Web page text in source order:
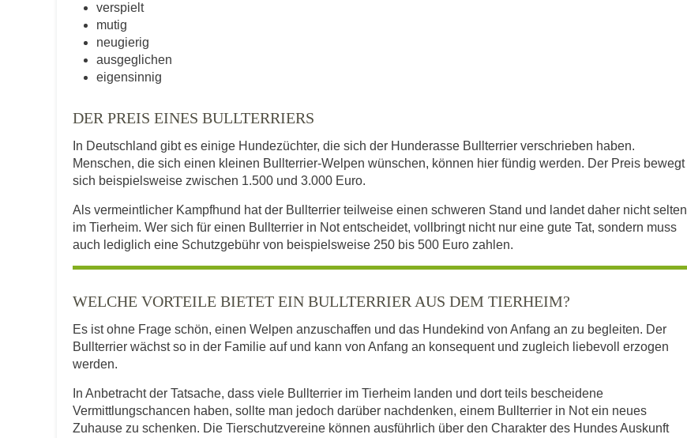
verspielt
mutig
neugierig
ausgeglichen
eigensinnig
DER PREIS EINES BULLTERRIERS
In Deutschland gibt es einige Hundezüchter, die sich der Hunderasse Bullterrier verschrieben haben.
Menschen, die sich einen kleinen Bullterrier-Welpen wünschen, können hier fündig werden. Der Preis bewegt
sich beispielsweise zwischen 1.500 und 3.000 Euro.
Als vermeintlicher Kampfhund hat der Bullterrier teilweise einen schweren Stand und landet daher nicht selten
im Tierheim. Wer sich für einen Bullterrier in Not entscheidet, vollbringt nicht nur eine gute Tat, sondern muss
auch lediglich eine Schutzgebühr von beispielsweise 250 bis 500 Euro zahlen.
WELCHE VORTEILE BIETET EIN BULLTERRIER AUS DEM TIERHEIM?
Es ist ohne Frage schön, einen Welpen anzuschaffen und das Hundekind von Anfang an zu begleiten. Der
Bullterrier wächst so in der Familie auf und kann von Anfang an konsequent und zugleich liebevoll erzogen
werden.
In Anbetracht der Tatsache, dass viele Bullterrier im Tierheim landen und dort teils bescheidene
Vermittlungschancen haben, sollte man jedoch darüber nachdenken, einem Bullterrier in Not ein neues
Zuhause zu schenken. Die Tierschutzvereine können ausführlich über den Charakter des Hundes Auskunft